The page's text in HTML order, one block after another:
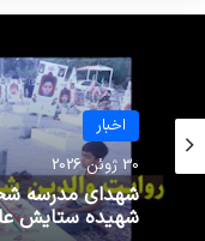
19 مارس 2023
19 می 2025
اخبار
30 ژوئن 2026
اخبار
25 می 2026